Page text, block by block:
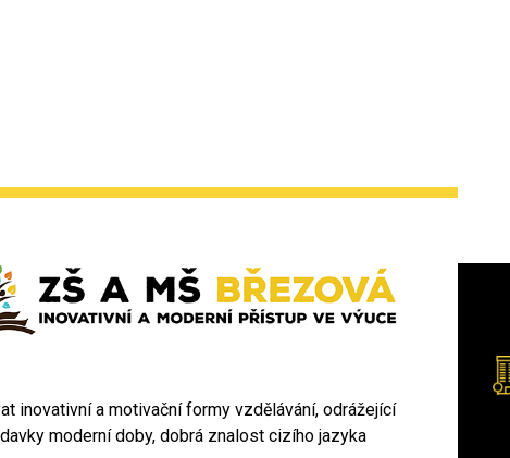
inovativní a motivační formy vzdělávání, odrážející
moderní doby, dobrá znalost cizího jazyka